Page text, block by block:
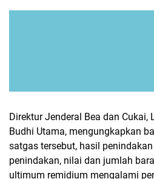
Direktur Jenderal Bea dan Cukai,
Budhi Utama, mengungkapkan
satgas tersebut, hasil
penindakan, nilai dan jumlah
ultimum remidium mengalami